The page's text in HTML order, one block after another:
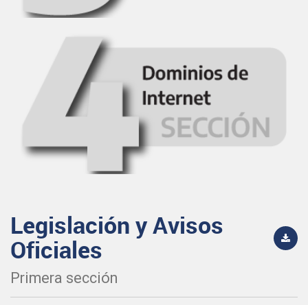
Legislación y Avisos
Oficiales
Primera sección